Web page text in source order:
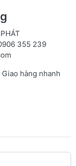
355 239
hàng nhanh